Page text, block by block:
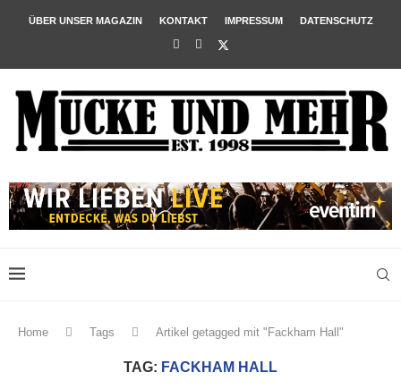
ÜBER UNSER MAGAZIN KONTAKT IMPRESSUM DATENSCHUTZ
Home Tags Artikel getagged mit "Fackham Hall"
TAG: FACKHAM HALL